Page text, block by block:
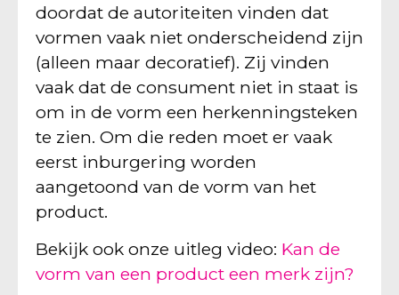
doordat de autoriteiten vinden dat
vormen vaak niet onderscheidend zijn
(alleen maar decoratief). Zij vinden
vaak dat de consument niet in staat is
om in de vorm een herkenningsteken
te zien. Om die reden moet er vaak
eerst inburgering worden
aangetoond van de vorm van het
product.
Bekijk ook onze uitleg video: Kan de
vorm van een product een merk zijn?